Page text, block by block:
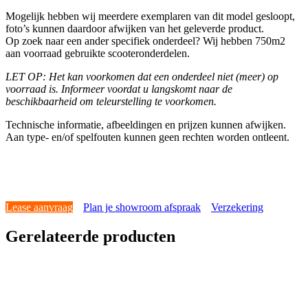
Mogelijk hebben wij meerdere exemplaren van dit model gesloopt,
foto’s kunnen daardoor afwijken van het geleverde product.
Op zoek naar een ander specifiek onderdeel? Wij hebben 750m2
aan voorraad gebruikte scooteronderdelen.
LET OP: Het kan voorkomen dat een onderdeel niet (meer) op
voorraad is. Informeer voordat u langskomt naar de
beschikbaarheid om teleurstelling te voorkomen.
Technische informatie, afbeeldingen en prijzen kunnen afwijken.
Aan type- en/of spelfouten kunnen geen rechten worden ontleent.
Lease aanvraag Plan je showroom afspraak Verzekering
Gerelateerde producten